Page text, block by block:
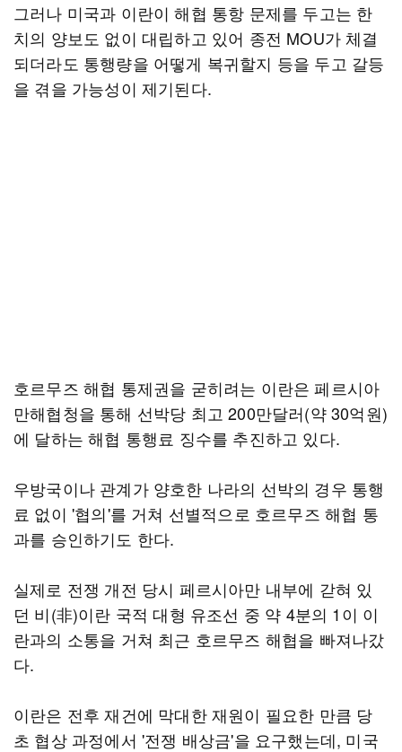
그러나 미국과 이란이 해협 통항 문제를 두고는 한
치의 양보도 없이 대립하고 있어 종전 MOU가 체결
되더라도 통행량을 어떻게 복귀할지 등을 두고 갈등
을 겪을 가능성이 제기된다.
호르무즈 해협 통제권을 굳히려는 이란은 페르시아
만해협청을 통해 선박당 최고 200만달러(약 30억원)
에 달하는 해협 통행료 징수를 추진하고 있다.
우방국이나 관계가 양호한 나라의 선박의 경우 통행
료 없이 '협의'를 거쳐 선별적으로 호르무즈 해협 통
과를 승인하기도 한다.
실제로 전쟁 개전 당시 페르시아만 내부에 갇혀 있
던 비(非)이란 국적 대형 유조선 중 약 4분의 1이 이
란과의 소통을 거쳐 최근 호르무즈 해협을 빠져나갔
다.
이란은 전후 재건에 막대한 재원이 필요한 만큼 당
초 협상 과정에서 '전쟁 배상금'을 요구했는데, 미국